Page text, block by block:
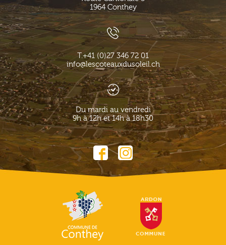
1964 Conthey
T.+41 (0)27 346 72 01
info@lescoteauxdusoleil.ch
Du mardi au vendredi
9h à 12h et 14h à 18h30